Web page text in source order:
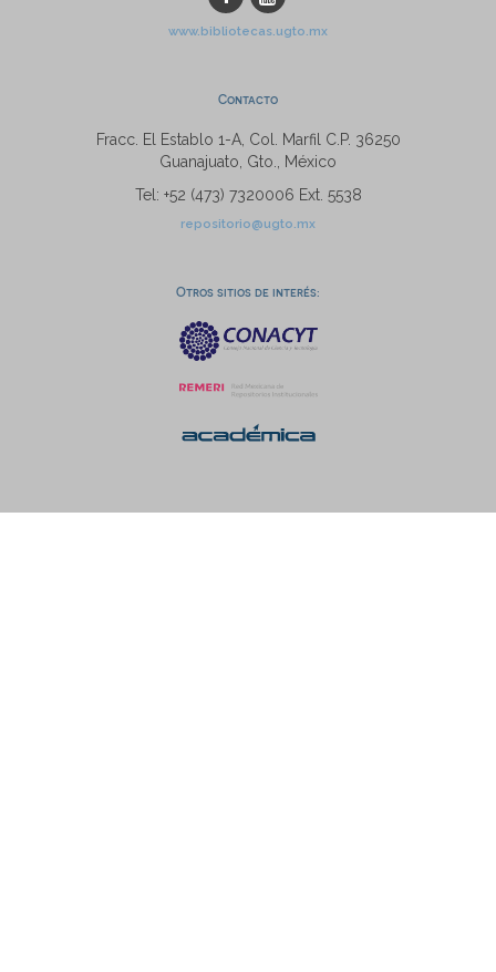
www.bibliotecas.ugto.mx
Contacto
Fracc. El Establo 1-A, Col. Marfil C.P. 36250
Guanajuato, Gto., México
Tel: +52 (473) 7320006 Ext. 5538
repositorio@ugto.mx
Otros sitios de interés: